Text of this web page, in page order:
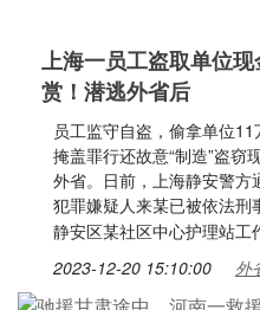
上海一员工盗取单位
赏！潜逃外省后
员工监守自盗，偷拿单位
掩盖罪行还故意“制造”盗窃
外省。日前，上海静安警方
犯罪嫌疑人来某已被依法刑
静安区某社区中心护理站工
2023-12-20 15:10:00 外